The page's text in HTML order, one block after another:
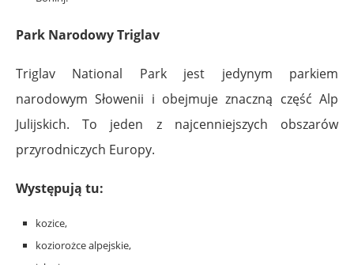
Park Narodowy Triglav
Triglav National Park jest jedynym parkiem
narodowym Słowenii i obejmuje znaczną część Alp
Julijskich. To jeden z najcenniejszych obszarów
przyrodniczych Europy.
Występują tu:
kozice,
koziorożce alpejskie,